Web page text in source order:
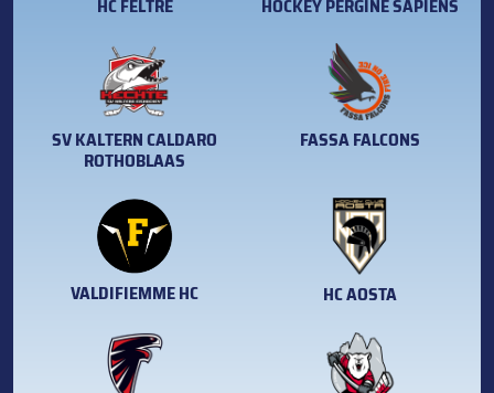
HC FELTRE HOCKEY PERGINE SAPIENS
SV KALTERN CALDARO
ROTHOBLAAS
FASSA FALCONS
VALDIFIEMME HC HC AOSTA